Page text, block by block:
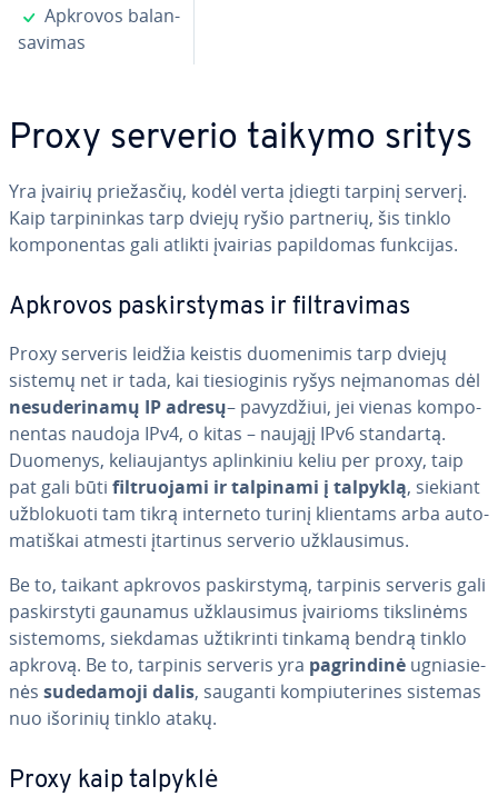
✓
Apkrovos ba­lan­
sa­vi­mas
Proxy serverio taikymo sritys
Yra įvairių prie­žas­čių, kodėl verta įdiegti tarpinį serverį.
Kaip tar­pi­nin­kas tarp dviejų ryšio partnerių, šis tinklo
kom­po­nen­tas gali atlikti įvairias pa­pil­do­mas funkcijas.
Apkrovos pa­skirs­ty­mas ir fil­t­ra­vi­mas
Proxy serveris leidžia keistis duo­me­ni­mis tarp dviejų
sistemų net ir tada, kai tie­sio­gi­nis ryšys ne­įma­no­mas dėl
ne­su­de­ri­na­mų IP adresų– pa­vyz­džiui, jei vienas kom­po­
nen­tas naudoja IPv4, o kitas – naująjį IPv6 standartą.
Duomenys, ke­liau­jan­tys ap­lin­ki­niu keliu per proxy, taip
pat gali būti fil­t­ruo­ja­mi ir talpinami į talpyklą, siekiant
už­blo­kuo­ti tam tikrą interneto turinį klientams arba au­to­
ma­tiš­kai atmesti įtartinus serverio už­klau­si­mus.
Be to, taikant apkrovos pa­skirs­ty­mą, tarpinis serveris gali
pa­skirs­ty­ti gaunamus už­klau­si­mus įvairioms tiks­li­nėms
sistemoms, siekdamas už­tik­rin­ti tinkamą bendrą tinklo
apkrovą. Be to, tarpinis serveris yra pag­rin­di­nė ug­nia­sie­
nės su­de­da­mo­ji dalis, sauganti kom­piu­te­ri­nes sistemas
nuo išorinių tinklo atakų.
Proxy kaip talpyklė